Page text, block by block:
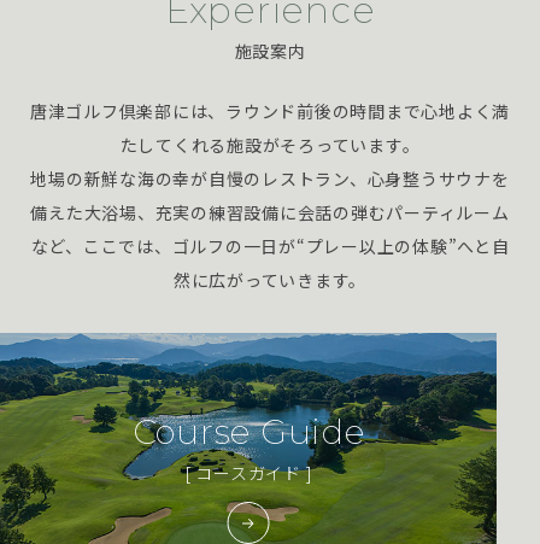
Experience
施設案内
唐津ゴルフ倶楽部には、ラウンド前後の時間まで心地よく満
たしてくれる施設がそろっています。
地場の新鮮な海の幸が自慢のレストラン、心身整うサウナを
備えた大浴場、 充実の練習設備に会話の弾むパーティルーム
など、 ここでは、ゴルフの一日が“プレー以上の体験”へと自
然に広がっていきます。
Course Guide
[ コースガイド ]